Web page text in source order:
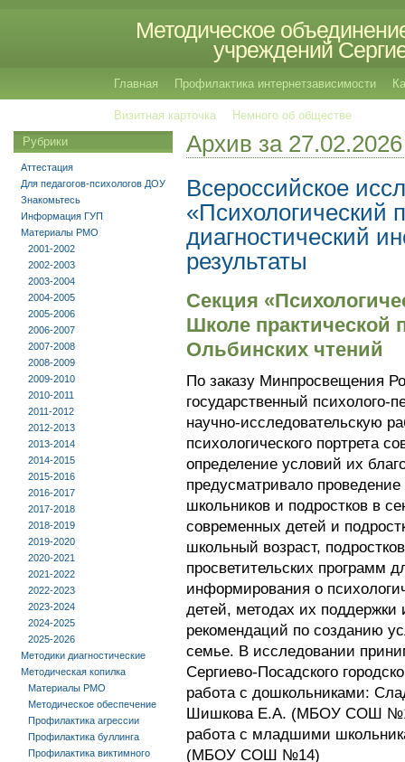
Методическое
учреждений
Главная Профилактика интернетзависимости
Визитная карточка Немного об обществе
Архив за 27.02.2026
Всероссийское
«Психологический
диагностический
результаты
Секция
Школе практической
Ольбинских чтений
По заказу Минпросвещения
государственный психолого-
научно-исследовательскую
психологического портрета
определение условий их
предусматривало
школьников и подростков в
современных детей и
школьный возраст,
просветительских программ
информирования о
детей, методах их поддержки
рекомендаций по созданию
семье. В исследовании
Сергиево-Посадского
работа с дошкольниками:
Шишкова Е.А. (МБОУ СОШ
работа с младшими
(МБОУ СОШ №14)
Рубрики
Аттестация
Для педагогов-психологов ДОУ
Знакомьтесь
Информация ГУП
Материалы РМО
2001-2002
2002-2003
2003-2004
2004-2005
2005-2006
2006-2007
2007-2008
2008-2009
2009-2010
2010-2011
2011-2012
2012-2013
2013-2014
2014-2015
2015-2016
2016-2017
2017-2018
2018-2019
2019-2020
2020-2021
2021-2022
2022-2023
2023-2024
2024-2025
2025-2026
Методики диагностические
Методическая копилка
Материалы РМО
Методическое обеспечение
Профилактика агрессии
Профилактика буллинга
Профилактика виктимного